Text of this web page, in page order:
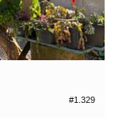
#1.329